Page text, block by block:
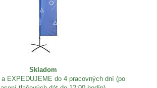
Skladom
EXPEDUJEME do 4 pracovných dní (po